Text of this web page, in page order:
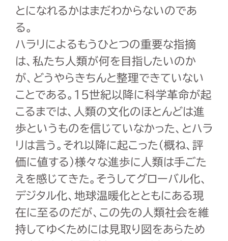
とになれるかはまだわからないのであ
る。
ハラリによるもうひとつの重要な指摘
は、私たち人類が何を目指したいのか
が、どうやらきちんと整理できていない
ことである。 15世紀以降に科学革命が起
こるまでは、人類の文化のほとんどは進
歩というものを信じていなかった、とハラ
リは言う。それ以降に起こった（概ね、評
価に値する）様々な進歩に人類は手ごた
えを感じてきた。そうしてグローバル化、
デジタル化、地球温暖化とともにある現
在に至るのだが、この先の人類社会を維
持してゆくためには見取り図をあらため